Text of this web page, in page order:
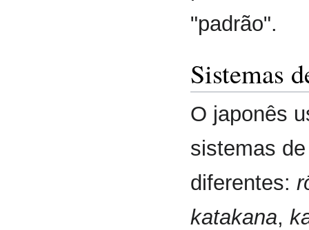
"padrão".
Sistemas
O japonês
sistemas
diferentes:
katakana,